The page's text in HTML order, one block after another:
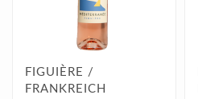
FIGUIÈRE /
FRANKREICH